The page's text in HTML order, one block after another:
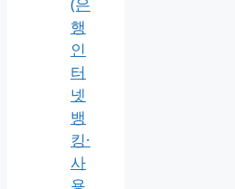
행
인
터
넷
뱅
킹·
사
용